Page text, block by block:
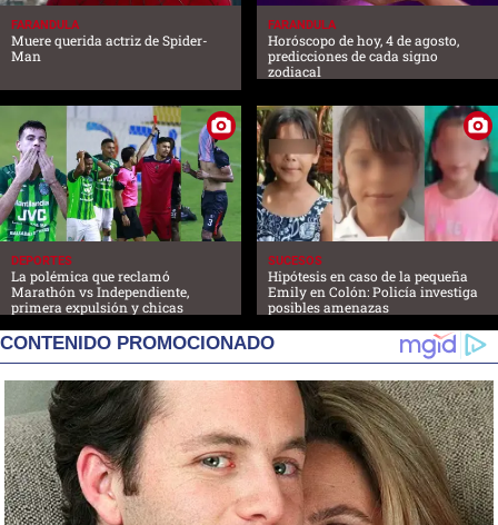
FARANDULA
Muere querida actriz de Spider-
Man
FARANDULA
Horóscopo de hoy, 4 de agosto,
predicciones de cada signo
zodiacal
DEPORTES
La polémica que reclamó
Marathón vs Independiente,
primera expulsión y chicas
SUCESOS
Hipótesis en caso de la pequeña
Emily en Colón: Policía investiga
posibles amenazas
CONTENIDO PROMOCIONADO